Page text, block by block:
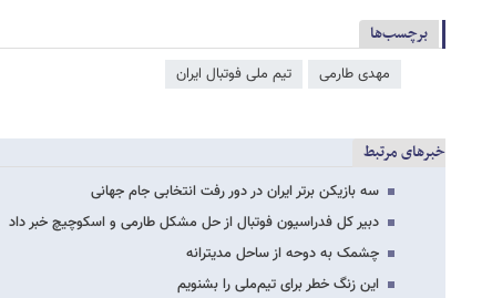
برچسب‌ها
مهدی طارمی تیم ملی فوتبال ایران
خبرهای مرتبط
سه بازیکن برتر ایران در دور رفت انتخابی جام جهانی
دبیر کل فدراسیون فوتبال از حل مشکل طارمی و اسکوچیچ خبر داد
چشمک به دوحه از ساحل مدیترانه
این زنگ خطر برای تیم‌ملی را بشنویم